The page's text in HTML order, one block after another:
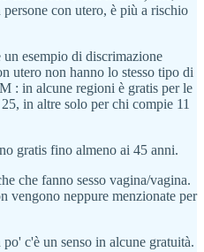
con utero, è più a rischio
esempio di discrimazione
utero non hanno lo stesso tipo di
: in alcune regioni è gratis per le
in altre solo per chi compie 11
gratis fino almeno ai 45 anni.
che fanno sesso vagina/vagina.
vengono neppure menzionate per
c'è un senso in alcune gratuità.